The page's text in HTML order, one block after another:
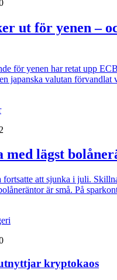
ut för yenen –
för yenen har retat upp
japanska valutan förvandlat
med lägst
fortsatte att sjunka i juli.
är små. På
kryptokaos